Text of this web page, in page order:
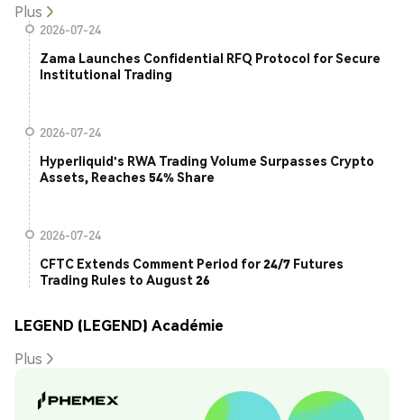
Plus
2026-07-24
Zama Launches Confidential RFQ Protocol for Secure
Institutional Trading
2026-07-24
Hyperliquid's RWA Trading Volume Surpasses Crypto
Assets, Reaches 54% Share
2026-07-24
CFTC Extends Comment Period for 24/7 Futures
Trading Rules to August 26
LEGEND (LEGEND) Académie
Plus